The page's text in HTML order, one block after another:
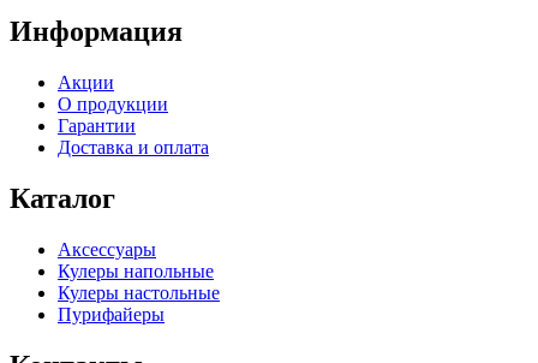
Информация
Акции
О продукции
Гарантии
Доставка и оплата
Каталог
Аксессуары
Кулеры напольные
Кулеры настольные
Пурифайеры